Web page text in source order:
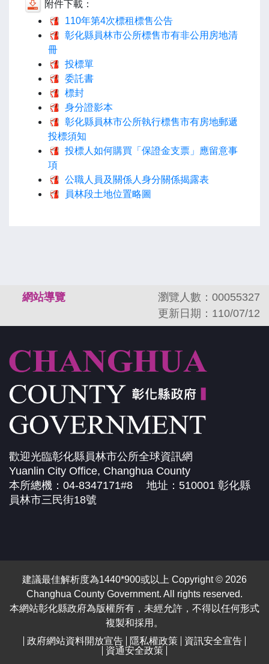
附件下載：
110年第4次標租標售公告
彰化縣員林市公所標售市有非公用房地清
冊
投標單
委託書
標封
身分證影本
彰化縣員林市公所執行標售市有房地郵遞
投標須知
投標人如何購買「保證金支票」應留意事
項
公職人員及關係人身分關係揭露表
員林段土地位置略圖
網站導覽
瀏覽人數：00055327
更新日期：110/07/12
歡迎光臨彰化縣員林市公所全球資訊網
Yuanlin City Office, Changhua County
本所總機：04-8347171#8 地址：510001 彰化縣
員林市三民街18號
建議最佳解析度為1440*900或以上 Copyright © 2026
Changhua County Government. All rights reserved.
本網站彰化縣政府為版權所有，未經允許，不得以任何形式
複製和採用。
政府網站資料開放宣告
隱私權政策
資訊安全宣告
資通安全政策